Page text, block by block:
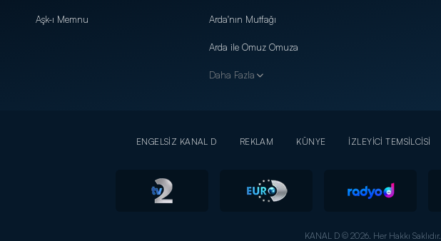
Aşk-ı Memnu Arda'nın Mutfağı
Arda ile Omuz Omuza
Daha Fazla
ENGELSİZ KANAL D REKLAM KÜNYE İZLEYİCİ TEMSİLCİSİ
KANAL D © 2026. Her Hakkı Saklıdır.